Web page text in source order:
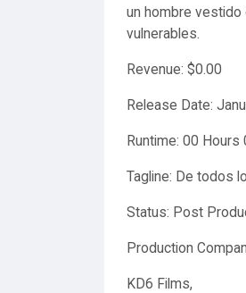
un hombre vestido
vulnerables.
Revenue: $0.00
Release Date:
Runtime: 00
Tagline: De todos
Status: Post
Production
KD6 Films,